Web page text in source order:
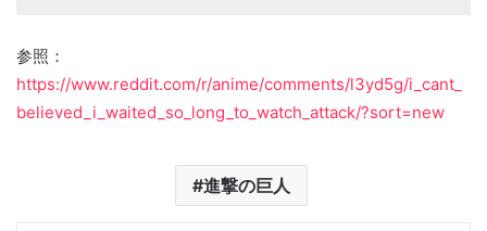
参照：
https://www.reddit.com/r/anime/comments/l3yd5g/i_cant_
believed_i_waited_so_long_to_watch_attack/?sort=new
進撃の巨人